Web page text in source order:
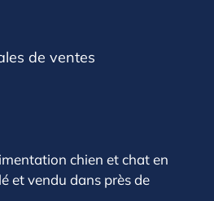
de ventes
chien et chat en
et vendu dans près de